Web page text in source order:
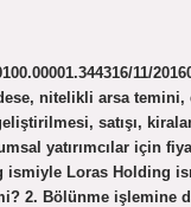
11/
nitelikli arsa
satışı,
yatırımcılar için
ismiyle Loras Holding
2. Bölünme işlemine